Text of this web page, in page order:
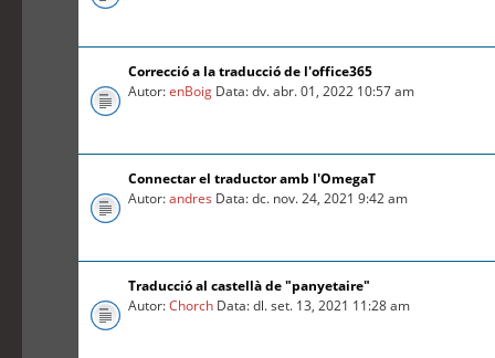
Correcció a la traducció de l'office365
Autor:enBoig Data: dv. abr. 01, 2022 10:57 am
Connectar el traductor amb l'OmegaT
Autor:andres Data: dc. nov. 24, 2021 9:42 am
Traducció al castellà de "panyetaire"
Autor:Chorch Data: dl. set. 13, 2021 11:28 am